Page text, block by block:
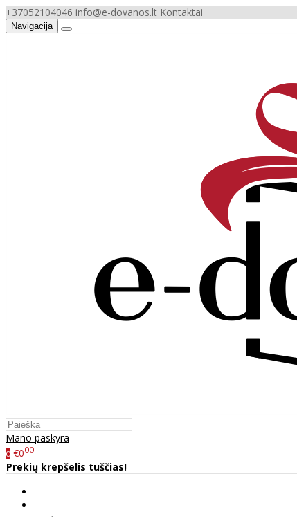
+37052104046 info@e-dovanos.lt Kontaktai
Navigacija
Mano paskyra
0 €000
Prekių krepšelis tuščias!